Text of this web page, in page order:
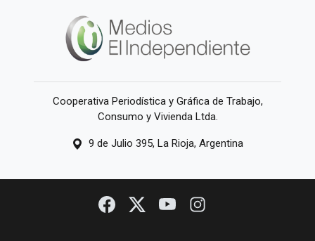
Cooperativa Periodística y Gráfica de Trabajo,
Consumo y Vivienda Ltda.
9 de Julio 395, La Rioja, Argentina